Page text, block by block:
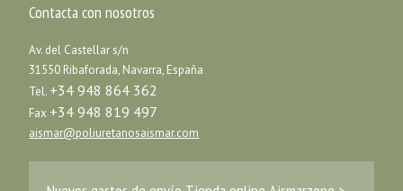
Contacta con nosotros
Av. del Castellar s/n
31550 Ribaforada, Navarra, España
Tel. +34 948 864 362
Fax +34 948 819 497
aismar@poliuretanosaismar.com